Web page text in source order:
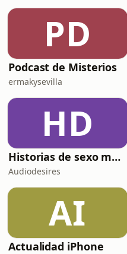
PD
Podcast de Misterios
ermakysevilla
HD
Historias de sexo muy intensas y calientes
Audiodesires
AI
Actualidad iPhone